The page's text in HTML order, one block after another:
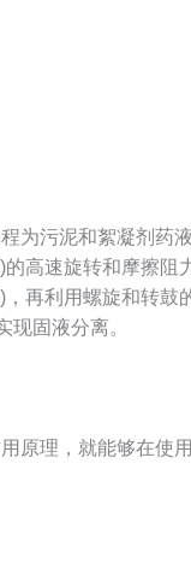
为污泥和絮凝剂药
高速旋转和摩擦阻
再利用螺旋和转鼓
固液分离。
原理，就能够在使